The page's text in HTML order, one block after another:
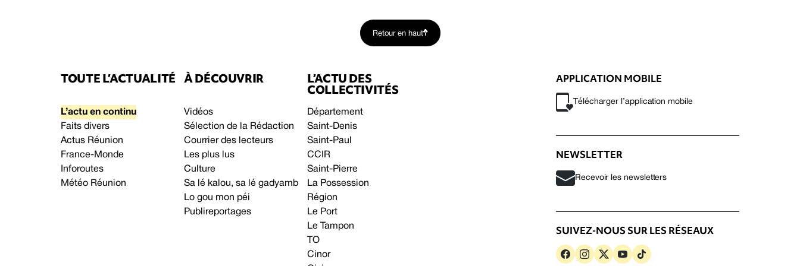
Retour en haut
TOUTE L’ACTUALITÉ
L’actu en continu
Faits divers
Actus Réunion
France-Monde
Inforoutes
Météo Réunion
À DÉCOUVRIR
Vidéos
Sélection de la Rédaction
Courrier des lecteurs
Les plus lus
Culture
Sa lé kalou, sa lé gadyamb
Lo gou mon péi
Publireportages
L’ACTU DES
COLLECTIVITÉS
Département
Saint-Denis
Saint-Paul
CCIR
Saint-Pierre
La Possession
Région
Le Port
Le Tampon
TO
Cinor
APPLICATION MOBILE
Télécharger l’application mobile
NEWSLETTER
Recevoir les newsletters
SUIVEZ-NOUS SUR LES RÉSEAUX